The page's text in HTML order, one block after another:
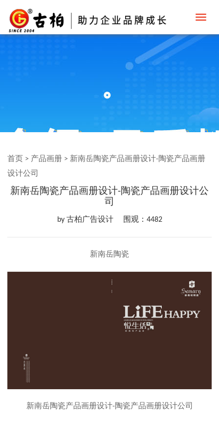
首页 > 产品画册 > 新南岳陶瓷产品画册设计-陶瓷产品画册
设计公司
新南岳陶瓷产品画册设计-陶瓷产品画册设计公
司
by 古柏广告设计 围观：4482
新南岳陶瓷
新南岳陶瓷产品画册设计-陶瓷产品画册设计公司